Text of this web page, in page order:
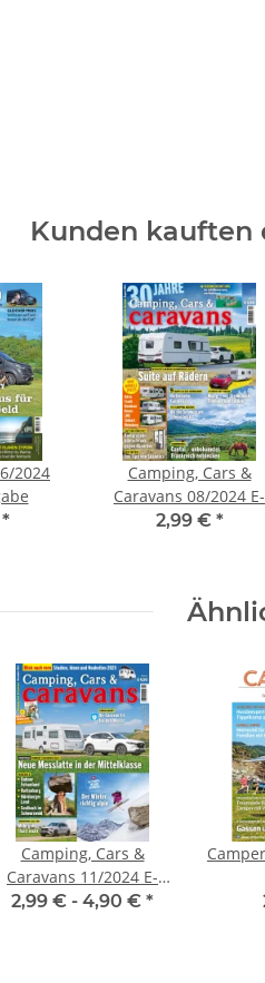
Kunden kauften
2024
*
Camping, Cars &
Caravans 08/2024 E-
Paper
2,99 € *
Camping, Cars &
Caravans 11/2024 E-
Paper oder Print-
2,99 € - 4,90 € *